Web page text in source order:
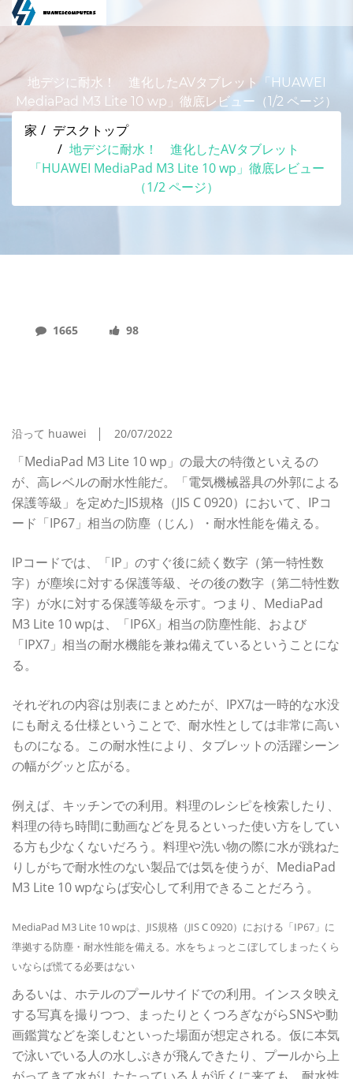
地デジに耐水！ 進化したAVタブレット「HUAWEI
MediaPad M3 Lite 10 wp」徹底レビュー（1/2 ページ）
家
デスクトップ
地デジに耐水！ 進化したAVタブレット
「HUAWEI MediaPad M3 Lite 10 wp」徹底レビュー
（1/2 ページ）
1665 98
沿って huawei 20/07/2022
「MediaPad M3 Lite 10 wp」の最大の特徴といえるの
が、高レベルの耐水性能だ。「電気機械器具の外郭による
保護等級」を定めたJIS規格（JIS C 0920）において、IPコ
ード「IP67」相当の防塵（じん）・耐水性能を備える。
IPコードでは、「IP」のすぐ後に続く数字（第一特性数
字）が塵埃に対する保護等級、その後の数字（第二特性数
字）が水に対する保護等級を示す。つまり、MediaPad
M3 Lite 10 wpは、「IP6X」相当の防塵性能、および
「IPX7」相当の耐水機能を兼ね備えているということにな
る。
それぞれの内容は別表にまとめたが、IPX7は一時的な水没
にも耐える仕様ということで、耐水性としては非常に高い
ものになる。この耐水性により、タブレットの活躍シーン
の幅がグッと広がる。
例えば、キッチンでの利用。料理のレシピを検索したり、
料理の待ち時間に動画などを見るといった使い方をしてい
る方も少なくないだろう。料理や洗い物の際に水が跳ねた
りしがちで耐水性のない製品では気を使うが、MediaPad
M3 Lite 10 wpならば安心して利用できることだろう。
MediaPad M3 Lite 10 wpは、JIS規格（JIS C 0920）における「IP67」に
準拠する防塵・耐水性能を備える。水をちょっとこぼしてしまったくら
いならば慌てる必要はない
あるいは、ホテルのプールサイドでの利用。インスタ映え
する写真を撮りつつ、まったりとくつろぎながらSNSや動
画鑑賞などを楽しむといった場面が想定される。仮に本気
で泳いでいる人の水しぶきが飛んできたり、プールから上